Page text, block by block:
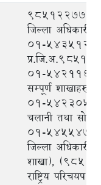
९८५१२२७७७७
जिल्ला अधिकारी),
०१-५४३५१२९
०१-
सम्पूर्ण
०१-५४२३०५१
चलानी तथा
०१-५४५५४७५
जिल्ला अधिकारी
शाखा),
राष्ट्रिय परिचयप